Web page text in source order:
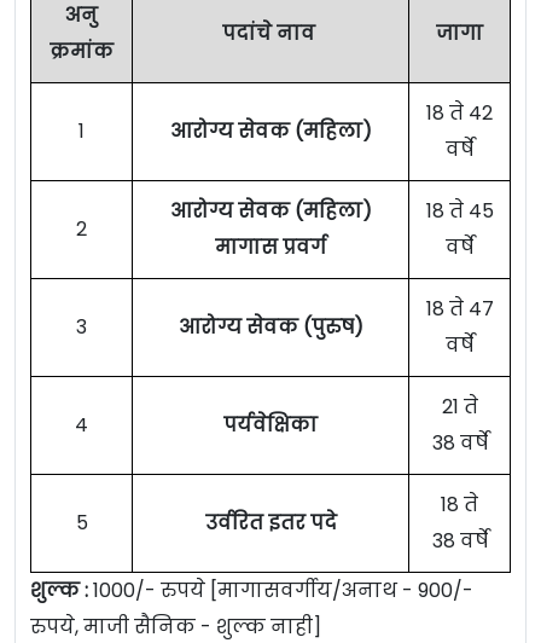
अनु
क्रमांक
पदांचे नाव जागा
1 आरोग्य सेवक (महिला)
18 ते 42
वर्षे
2
आरोग्य सेवक (महिला)
मागास प्रवर्ग
18 ते 45
वर्षे
3 आरोग्य सेवक (पुरुष)
18 ते 47
वर्षे
4 पर्यवेक्षिका
21 ते
38 वर्षे
5 उर्वरित इतर पदे
18 ते
38 वर्षे
शुल्क :1000/- रुपये [मागासवर्गीय/अनाथ - 900/-
रुपये, माजी सैनिक - शुल्क नाही]